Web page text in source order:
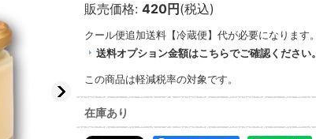
販売価格: 420円 (税込)
クール便追加送料【冷蔵便】 代が必要になります。
送料オプション金額はこちらでご確認ください。
この商品は軽減税率の対象です。
在庫あり